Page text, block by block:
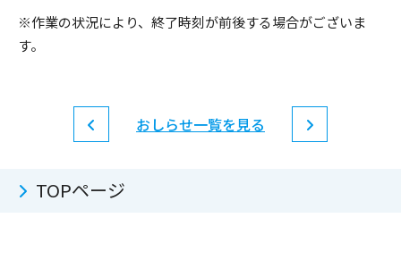
※作業の状況により、終了時刻が前後する場合がございま
す。
おしらせ一覧を見る
TOPページ